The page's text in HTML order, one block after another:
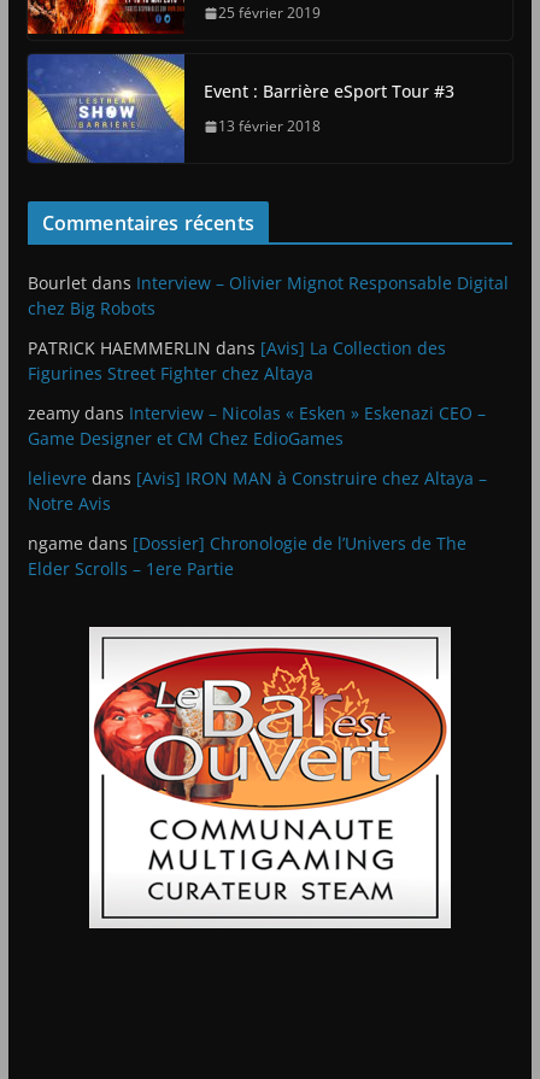
25 février 2019
Event : Barrière eSport Tour #3
13 février 2018
Commentaires récents
Bourletdans Interview – Olivier Mignot Responsable Digital
chez Big Robots
PATRICK HAEMMERLIN dans [Avis] La Collection des
Figurines Street Fighter chez Altaya
zeamydans Interview – Nicolas « Esken » Eskenazi CEO –
Game Designer et CM Chez EdioGames
lelievre dans [Avis] IRON MAN à Construire chez Altaya –
Notre Avis
ngame dans [Dossier] Chronologie de l’Univers de The
Elder Scrolls – 1ere Partie